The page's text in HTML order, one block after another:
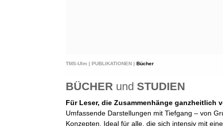
TMS-Ulm | PUBLIKATIONEN | Bücher
BÜCHER und STUDIEN
Für Leser, die Zusammenhänge ganzheitlich
Umfassende Darstellungen mit Tiefgang – von
Konzepten. Ideal für alle, die sich intensiv mit